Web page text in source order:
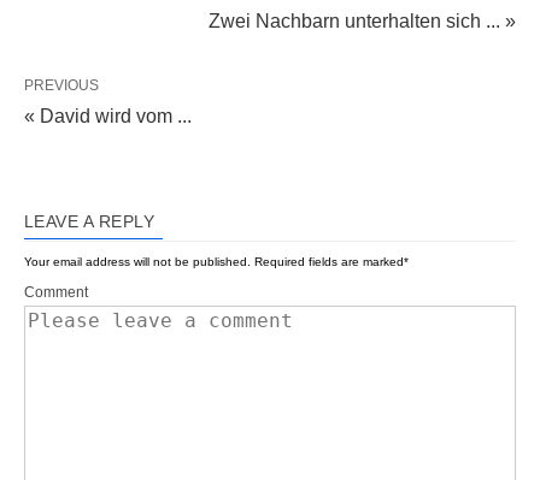
Zwei Nachbarn unterhalten sich ... »
PREVIOUS
« David wird vom ...
LEAVE A REPLY
Your email address will not be published. Required fields are marked*
Comment